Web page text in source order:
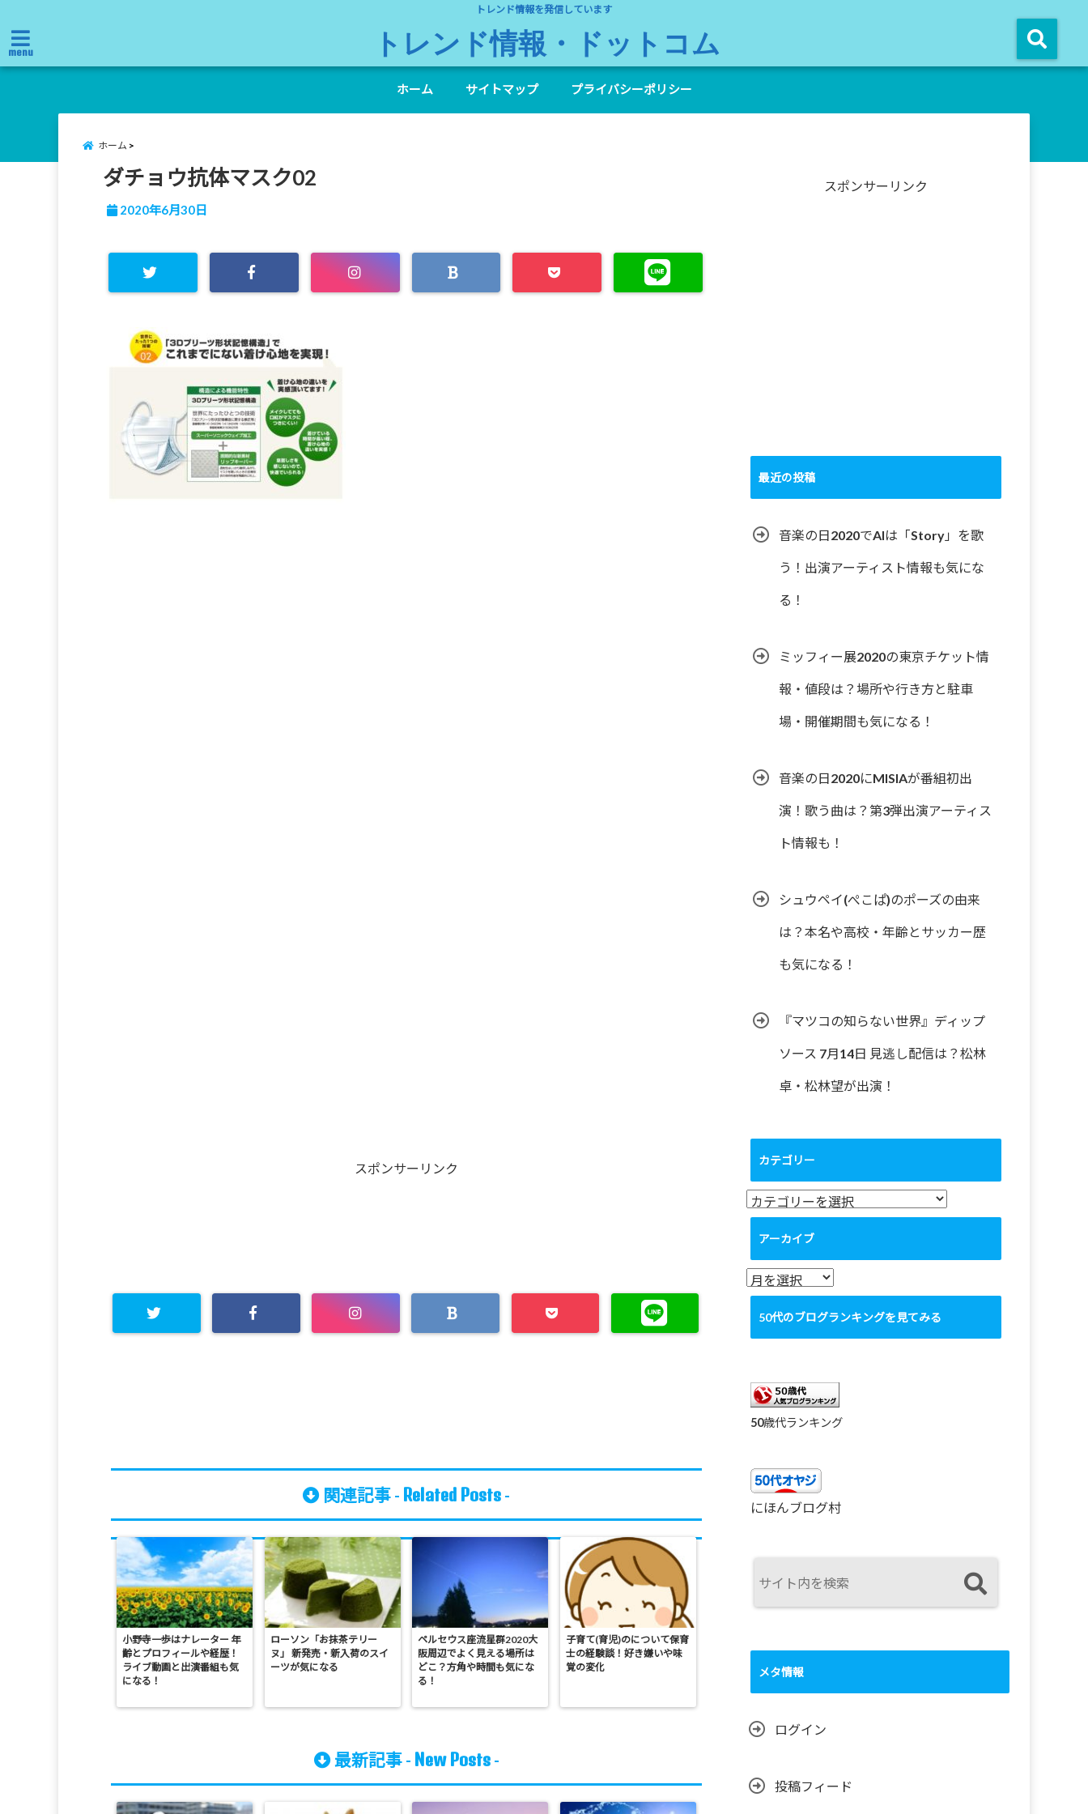
トレンド情報を発信しています
menu トレンド情報・ドットコム
ホーム サイトマップ プライバシーポリシー
ホーム
ダチョウ抗体マスク02
2020年6月30日
スポンサーリンク
関連記事 - Related Posts -
小野寺一歩はナレーター 年
齢とプロフィールや経歴！
ライブ動画と出演番組も気
になる！
ローソン「お抹茶テリー
ヌ」 新発売・新入荷のスイ
ーツが気になる
ペルセウス座流星群2020大
阪周辺でよく見える場所は
どこ？方角や時間も気にな
る！
子育て(育児)のについて保育
士の経験談！好き嫌いや味
覚の変化
最新記事 - New Posts-
スポンサーリンク
最近の投稿
音楽の日2020でAIは「Story」を歌
う！出演アーティスト情報も気にな
る！
ミッフィー展2020の東京チケット情
報・値段は？場所や行き方と駐車
場・開催期間も気になる！
音楽の日2020にMISIAが番組初出
演！歌う曲は？第3弾出演アーティス
ト情報も！
シュウペイ(ぺこぱ)のポーズの由来
は？本名や高校・年齢とサッカー歴
も気になる！
『マツコの知らない世界』ディップ
ソース 7月14日 見逃し配信は？松林
卓・松林望が出演！
カテゴリー
カ
テ
リ
ー
アーカイブ
ア
ー
イ
50代のブログランキングを見てみる
50歳代ランキング
にほんブログ村
メタ情報
ログイン
投稿フィード